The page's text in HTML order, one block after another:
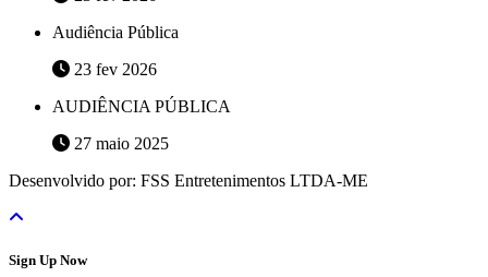
Audiência Pública
23 fev 2026
AUDIÊNCIA PÚBLICA
27 maio 2025
Desenvolvido por: FSS Entretenimentos LTDA-ME
Sign Up Now